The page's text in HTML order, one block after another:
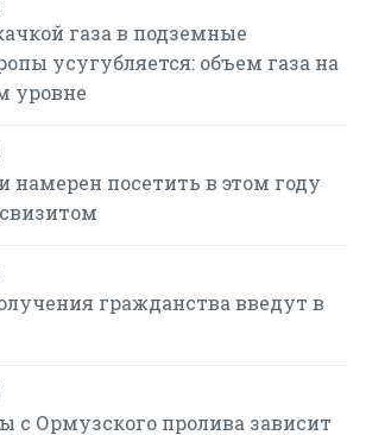
газа в подземные
усугубляется: объем газа на
уровне
намерен посетить в этом году
гражданства введут в
с Ормузского пролива зависит